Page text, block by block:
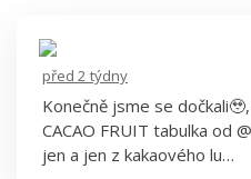
před 2 týdny
Konečně jsme se
CACAO FRUIT tabulka od
jen a jen z kakaového lu…